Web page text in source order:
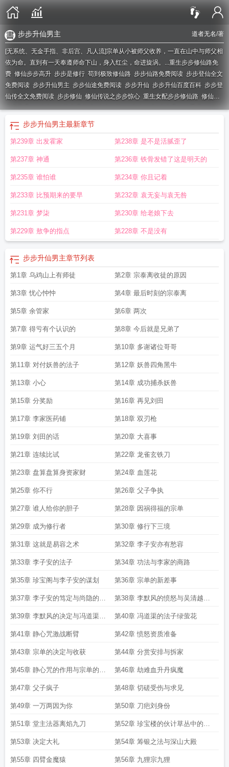
道者无名/著
步步升仙男主
[无系统、无金手指、非后宫、凡人流]宗单从小被师父收养，一直在山中与师父相
依为命。直到有一天奉遵师命下山，身入红尘，命进旋涡。...重生步步修仙路免
费 修仙步步高升 步步是修行 苟到极致修仙路 步步仙路免费阅读 步步登仙全文
免费阅读 步步升仙男主 步步仙途免费阅读 步步升仙 步步升仙百度百科 步步登
仙传全文免费阅读 步步修仙 修仙传说之步步惊心 重生女配步步修仙路 修仙之
步步高升txt独步修仙路免费阅读步步仙路txt步步修缘步步升仙好看吗修仙之
步步高升
修仙之步步仙路
步步升仙男主最新章节
第239章 出发霍家 第238章 是不是活腻歪了
第237章 神通 第236章 铁骨发错了这是明天的
第235章 谁怕谁 第234章 你且记着
第233章 比预期来的要早 第232章 袁无妄与袁无咎
第231章 梦柒 第230章 给老娘下去
第229章 敖争的指点 第228章 不是没有
步步升仙男主章节列表
第1章 乌鸡山上有师徒 第2章 宗泰离收徒的原因
第3章 忧心忡忡 第4章 最后时刻的宗泰离
第5章 余管家 第6章 两次
第7章 得亏有个认识的 第8章 今后就是兄弟了
第9章 运气好三五个月 第10章 多谢诸位哥哥
第11章 对付妖兽的法子 第12章 妖兽四角黑牛
第13章 小心 第14章 成功捕杀妖兽
第15章 分奖励 第16章 再见刘田
第17章 李家医药铺 第18章 双刃枪
第19章 刘田的话 第20章 大喜事
第21章 连续比试 第22章 龙雀玄铁刀
第23章 盘算盘算身资家财 第24章 血莲花
第25章 你不行 第26章 父子争执
第27章 谁人给你的胆子 第28章 因祸得福的宗单
第29章 成为修行者 第30章 修行下三境
第31章 这就是易容之术 第32章 李子安亦有愁容
第33章 李子安的法子 第34章 功法与李家的商路
第35章 珍宝阁与李子安的谋划 第36章 宗单的新差事
第37章 李子安的笃定与尚隐的不
甘
第38章 李默风的愤怒与吴清越的
秘密
第39章 李默风的决定与冯道渠的
求见
第40章 冯道渠的法子绿萤花
第41章 静心咒激战断臂 第42章 愤怒资质准备
第43章 宗单的决定与收获 第44章 分赏安排与拆家
第45章 静心咒的作用与宗单的晋
升宴
第46章 劫难血升丹疯魔
第47章 父子疯子 第48章 切磋受伤与求见
第49章 一万两因为你 第50章 刀疤刘身份
第51章 堂主法器离焰九刀 第52章 珍宝楼的伙计草丛中的声
音
第53章 决定大礼 第54章 筹银之法与深山大殿
第55章 四臂金魔猿 第56章 九狸宗九狸